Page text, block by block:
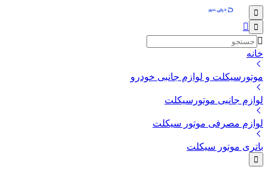
خانه
موتورسیکلت و لوازم جانبی خودرو
لوازم جانبی موتورسیکلت
لوازم مصرفی موتور سیکلت
باتری موتور سیکلت